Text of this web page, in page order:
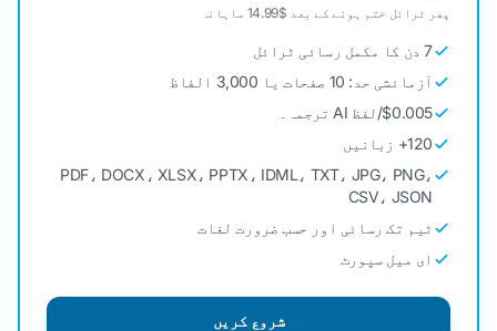
پھر ٹرائل ختم ہونے کے بعد $14.99 ماہانہ
7 دن کا مکمل رسائی ٹرائل
آزمائشی حد: 10 صفحات یا 3,000 الفاظ
$0.005/لفظ AI ترجمہ۔
120+ زبانیں
PDF، DOCX، XLSX، PPTX، IDML، TXT، JPG، PNG،
CSV، JSON
ٹیم تک رسائی اور حسب ضرورت لغات
ای میل سپورٹ
شروع کریں